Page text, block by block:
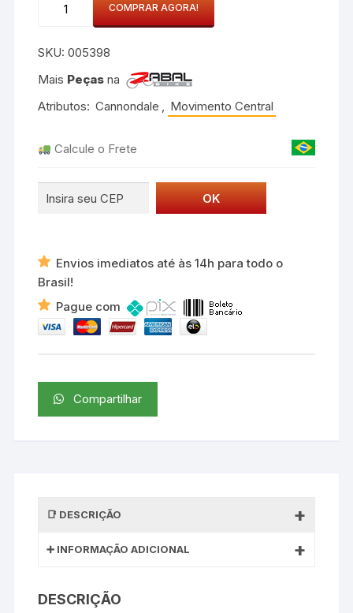
MOVIMENTO
HD
169
COMPRAR AGORA!
SKU:005398
Mais Peças na
Atributos: Cannondale , Movimento Central
Calcule o Frete
Envios imediatos até às 14h para todo o
Brasil!
Pague com
Compartilhar
DESCRIÇÃO
INFORMAÇÃO ADICIONAL
DESCRIÇÃO